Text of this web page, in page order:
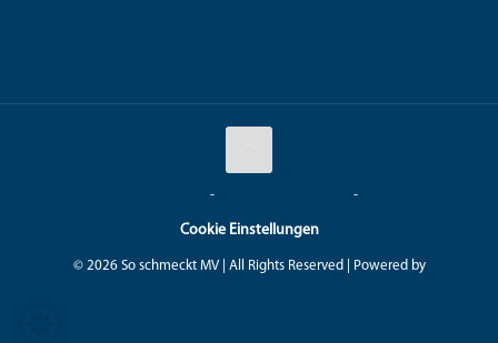
-
Cookie Einstellungen
© 2026 So schmeckt MV | All Rights Reserved | Powered by